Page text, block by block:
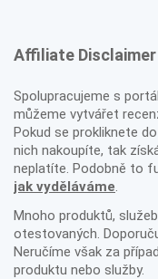
Affiliate Disclaimer
Spolupracujeme s
můžeme vytvářet
Pokud se prokliknete
nich nakoupíte, tak
neplatíte. Podobně to
jak vyděláváme.
Mnoho produktů,
otestovaných.
Neručíme však za
produktu nebo služby.